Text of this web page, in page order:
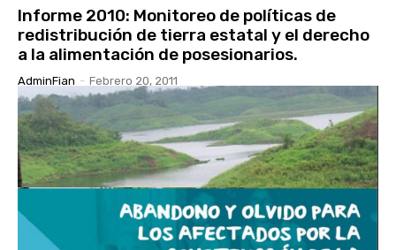
Informe 2010: Monitoreo de políticas de
redistribución de tierra estatal y el derecho
a la alimentación de posesionarios.
AdminFian - Febrero 20, 2011